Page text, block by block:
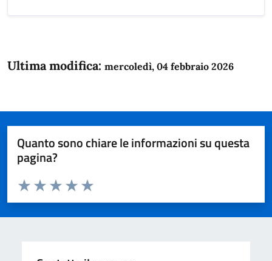
Ultima modifica: mercoledì, 04 febbraio 2026
Quanto sono chiare le informazioni su questa
pagina?
Domanda
Valuta da 1 a 5 stelle la pagina
Valuta 5 stelle su 5
Valuta 4 stelle su 5
Valuta 3 stelle su 5
Valuta 2 stelle su 5
Valuta 1 stelle su 5